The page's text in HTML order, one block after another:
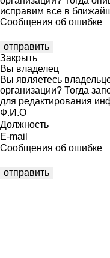
исправим все в
Сообщения об ошибке
Закрыть
Вы владелец
Вы являетесь
организации? Тогда
для редактирования
Ф.И.О
Должность
E-mail
Сообщения об ошибке